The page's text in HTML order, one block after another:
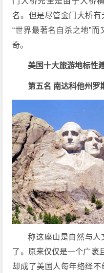
名。但是尽管金门大桥
“世界最著名自杀之地”
奇。
美国十大旅游地标性
第五名 南达科他州罗
称这座山是自然与人
了。原来仅仅是一个广袤
却成了美国人每年络绎